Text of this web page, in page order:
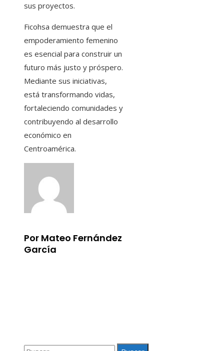
sus proyectos.
Ficohsa demuestra que el
empoderamiento femenino
es esencial para construir un
futuro más justo y próspero.
Mediante sus iniciativas,
está transformando vidas,
fortaleciendo comunidades y
contribuyendo al desarrollo
económico en
Centroamérica.
Por Mateo Fernández
García